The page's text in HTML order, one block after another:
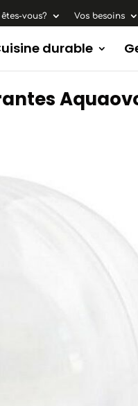
vous? Vos besoins
durable